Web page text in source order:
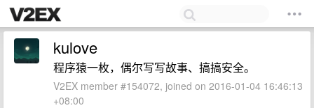
kulove
程序猿一枚，偶尔写写故事、搞搞安全。
V2EX member #154072, joined on 2016-01-04 16:46:13
+08:00